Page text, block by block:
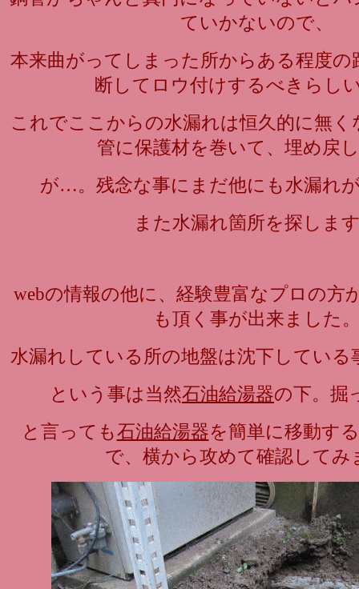
ていかないので、
本来曲がってしまった所からある程度の
断してロウ付けするべきらし
これでここからの水漏れは恒久的に無く
管に保護材を巻いて、埋め戻
が…。残念な事にまだ他にも水漏れ
また水漏れ箇所を探しま
webの情報の他に、経験豊富なプロの方
も頂く事が出来ました
水漏れしている所の地盤は沈下している
という事は当然石油給湯器の下。掘
と言っても石油給湯器を簡単に移動す
で、横から攻めて確認してみ